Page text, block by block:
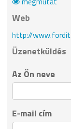
Web
http://
Üzenetküldés
Az Ön neve
E-mail cím